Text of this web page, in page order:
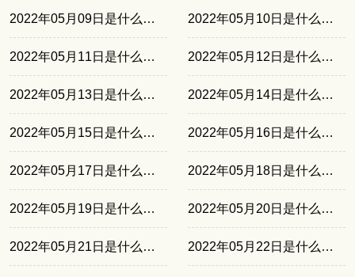
2022年05月09日是什么日子 2022年05月10日是什么日子
2022年05月11日是什么日子 2022年05月12日是什么日子
2022年05月13日是什么日子 2022年05月14日是什么日子
2022年05月15日是什么日子 2022年05月16日是什么日子
2022年05月17日是什么日子 2022年05月18日是什么日子
2022年05月19日是什么日子 2022年05月20日是什么日子
2022年05月21日是什么日子 2022年05月22日是什么日子